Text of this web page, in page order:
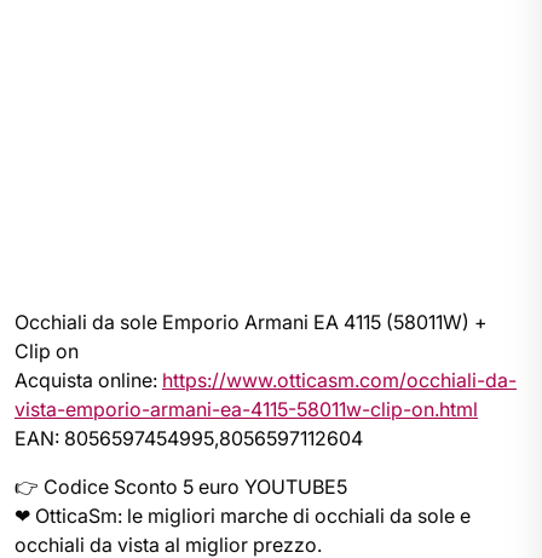
Occhiali da sole Emporio Armani EA 4115 (58011W) +
Clip on
Acquista online: https://www.otticasm.com/occhiali-da-
vista-emporio-armani-ea-4115-58011w-clip-on.html
EAN: 8056597454995,8056597112604
👉 Codice Sconto 5 euro YOUTUBE5
❤ OtticaSm: le migliori marche di occhiali da sole e
occhiali da vista al miglior prezzo.